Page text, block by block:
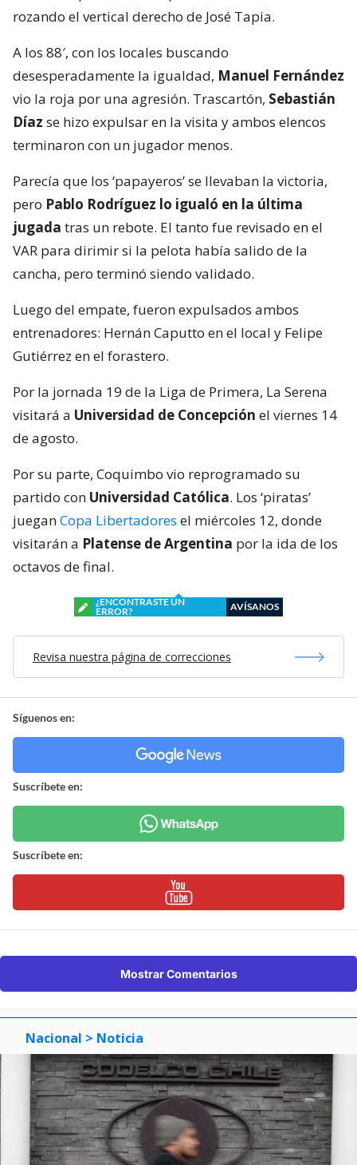
rozando el vertical derecho de José Tapia.
A los 88′, con los locales buscando
desesperadamente la igualdad, Manuel Fernández
vio la roja por una agresión. Trascartón, Sebastián
Díaz se hizo expulsar en la visita y ambos elencos
terminaron con un jugador menos.
Parecía que los ‘papayeros’ se llevaban la victoria,
pero Pablo Rodríguez lo igualó en la última
jugada tras un rebote. El tanto fue revisado en el
VAR para dirimir si la pelota había salido de la
cancha, pero terminó siendo validado.
Luego del empate, fueron expulsados ambos
entrenadores: Hernán Caputto en el local y Felipe
Gutiérrez en el forastero.
Por la jornada 19 de la Liga de Primera, La Serena
visitará a Universidad de Concepción el viernes 14
de agosto.
Por su parte, Coquimbo vio reprogramado su
partido con Universidad Católica. Los ‘piratas’
jueganCopa Libertadores el miércoles 12, donde
visitarán a Platense de Argentina por la ida de los
octavos de final.
¿ENCONTRASTE UN
ERROR?
AVÍSANOS
Revisa nuestra página de correcciones
Síguenos en:
Suscríbete en:
Suscríbete en:
Mostrar Comentarios
Nacional > Noticia